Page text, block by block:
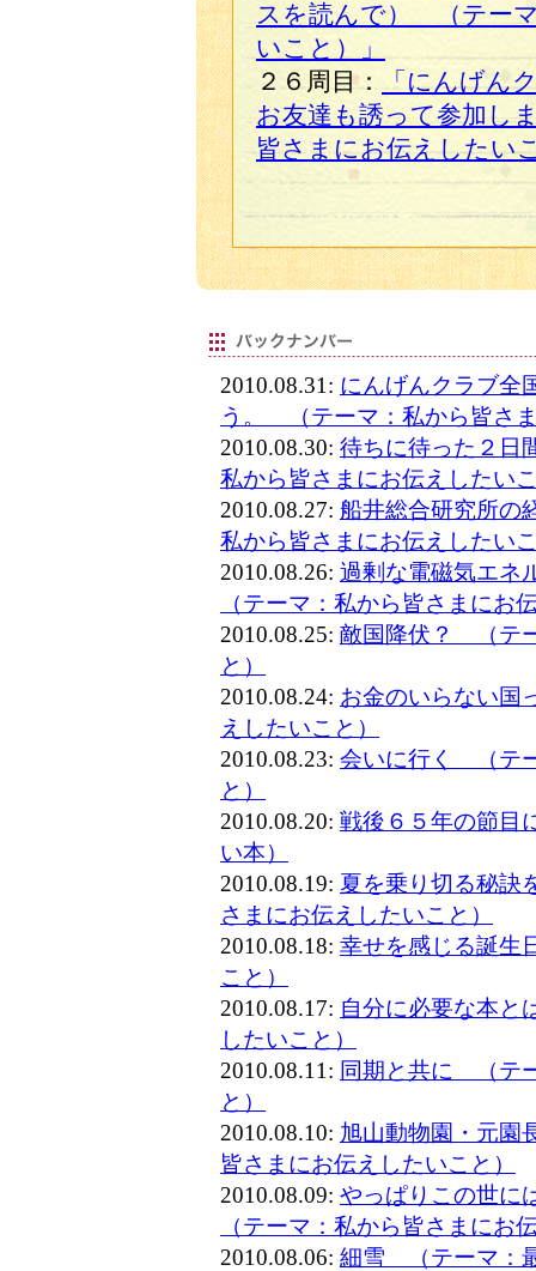
スを読んで） （テー
いこと）」
２６周目：
「にんげん
お友達も誘って参加し
皆さまにお伝えしたい
2010.08.31: にんげんクラブ
う。 （テーマ：私から皆さ
2010.08.30: 待ちに待った２日
私から皆さまにお伝えしたい
2010.08.27: 船井総合研究所の
私から皆さまにお伝えしたい
2010.08.26: 過剰な電磁気エ
（テーマ：私から皆さまにお
2010.08.25: 敵国降伏？ （テ
と）
2010.08.24: お金のいらない
えしたいこと）
2010.08.23: 会いに行く （テ
と）
2010.08.20: 戦後６５年の節目
い本）
2010.08.19: 夏を乗り切る秘
さまにお伝えしたいこと）
2010.08.18: 幸せを感じる誕生
こと）
2010.08.17: 自分に必要な本
したいこと）
2010.08.11: 同期と共に （テ
と）
2010.08.10: 旭山動物園・元
皆さまにお伝えしたいこと）
2010.08.09: やっぱりこの世に
（テーマ：私から皆さまにお
2010.08.06: 細雪 （テーマ：